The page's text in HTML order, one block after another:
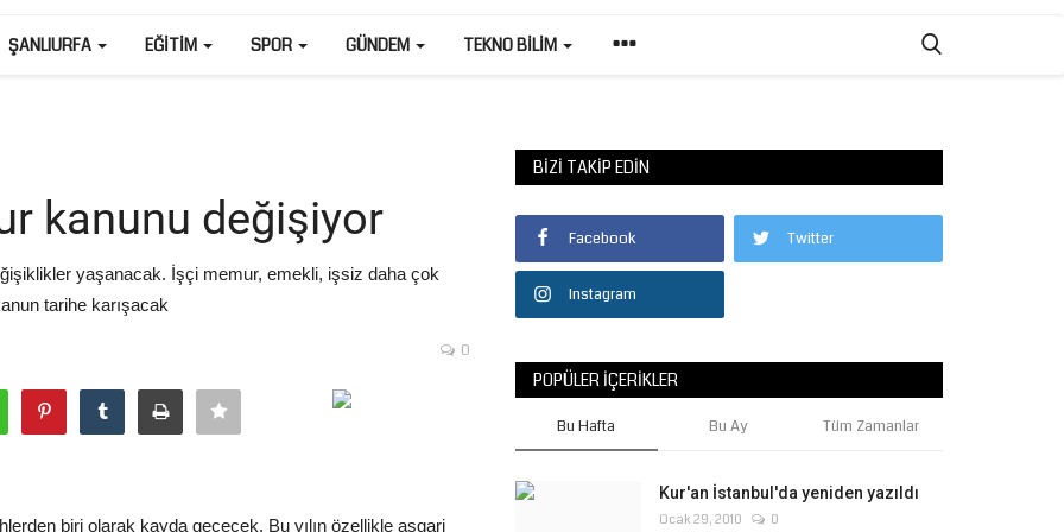
ŞANLIURFA EĞITIM SPOR GÜNDEM TEKNO BILIM
kanunu değişiyor
yaşanacak. İşçi memur, emekli, işsiz daha çok
tarihe karışacak
0
biri olarak kayda geçecek. Bu yılın özellikle asgari
BIZI TAKIP EDIN
Facebook Twitter
Instagram
POPÜLER İÇERIKLER
Bu Hafta Bu Ay Tüm Zamanlar
Kur'an İstanbul'da yeniden yazıldı
Ocak 29, 2010 0